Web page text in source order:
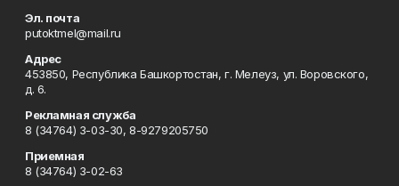
Эл. почта
putoktmel@mail.ru
Адрес
453850, Республика Башкортостан, г. Мелеуз, ул. Воровского,
д. 6.
Рекламная служба
8 (34764) 3-03-30, 8-9279205750
Приемная
8 (34764) 3-02-63